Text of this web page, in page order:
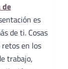
de
es
de ti. Cosas
retos en los
trabajo,